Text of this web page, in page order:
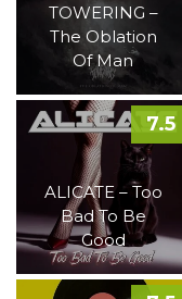
TOWERING –
The Oblation
Of Man
ALICATE – Too
Bad To Be
Good
7.5